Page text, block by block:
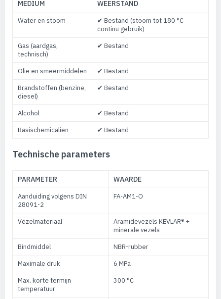
MEDIUM WEERSTAND
Water en stoom
✔ Bestand (stoom tot 180 °C
continu gebruik)
Gas (aardgas,
technisch)
✔ Bestand
Olie en smeermiddelen
✔ Bestand
Brandstoffen (benzine,
diesel)
✔ Bestand
Alcohol
✔ Bestand
Basischemicaliën
✔ Bestand
Technische parameters
PARAMETER WAARDE
Aanduiding volgens DIN
28091-2
FA-AM1-O
Vezelmateriaal
Aramidevezels KEVLAR® +
minerale vezels
Bindmiddel
NBR-rubber
Maximale druk
6 MPa
Max. korte termijn
temperatuur
300 °C